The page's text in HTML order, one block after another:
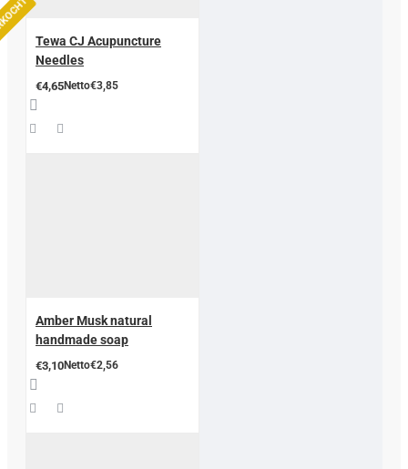
Tewa CJ Acupuncture
Needles
€4,65Netto€3,85
Amber Musk natural
handmade soap
€3,10Netto€2,56